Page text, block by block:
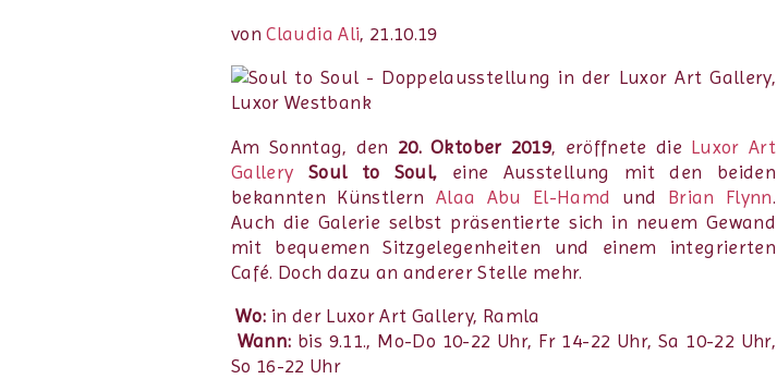
vonClaudia Ali, 21.10.19
Am Sonntag, den 20. Oktober 2019, eröffnete die Luxor Art
Gallery
Soul to Soul, eine Ausstellung mit den beiden
bekannten Künstlern Alaa Abu El-Hamd und Brian Flynn.
Auch die Galerie selbst präsentierte sich in neuem Gewand
mit bequemen Sitzgelegenheiten und einem integrierten
Café. Doch dazu an anderer Stelle mehr.
Wo: in der Luxor Art Gallery, Ramla
Wann: bis 9.11., Mo-Do 10-22 Uhr, Fr 14-22 Uhr, Sa 10-22 Uhr,
So 16-22 Uhr